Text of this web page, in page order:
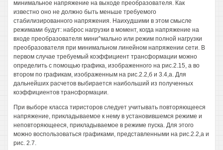
минимальное напряжение на выходе преобразователя. Как
известно оно не должно быть меньше требуемого
стабилизированного напряжения. Наихудшими в этом смысле
режимами будут: наброс нагрузки в момент, когда напряжение на
входе преобразователя мини^мально или режим полной нагрузки
преобразователя при минимальном линейном напряжении сети. В
первом случае требуемый коэффициент трансформации можно
определить с помощью графика, изображенного на рис.2.15, а во
втором по графикам, изображенным на рис.2.2,б и 3.4,а. Для
дальнейших расчетов выбирается наибольший из полученных
коэффициентов трансформации.
При выборе класса тиристоров следует учитывать повторяющееся
напряжение, прикладываемое к нему в установившемся режиме и
неповторяющееся, прикладываемое в режиме пуска. Для этого
можно воспользоваться графиками, представленными на рис.2.2,а и
рис. 2.7.